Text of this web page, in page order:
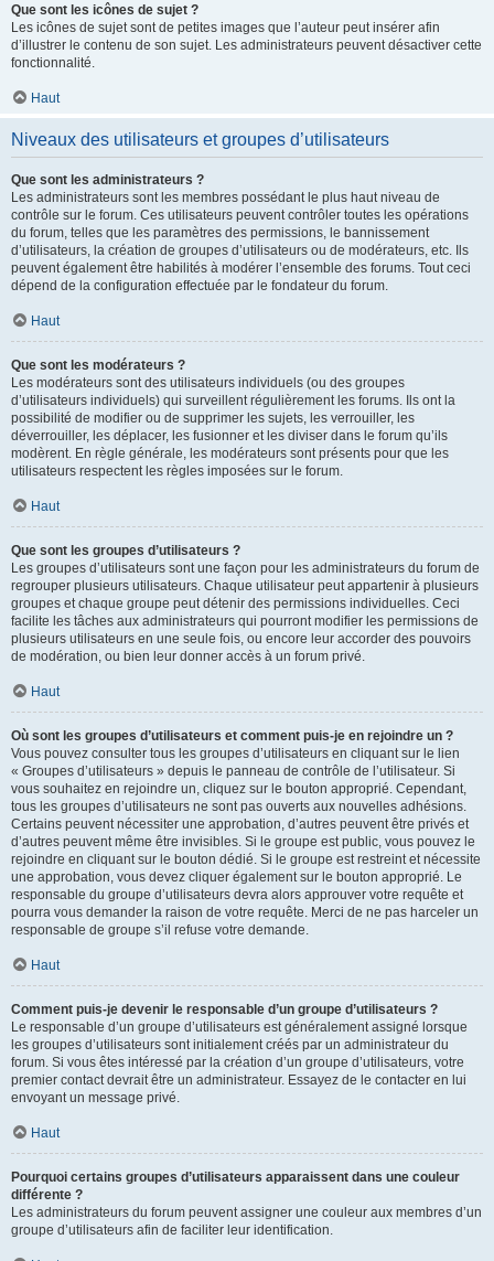
Que sont les icônes de sujet ?
Les icônes de sujet sont de petites images que l’auteur peut insérer afin
d’illustrer le contenu de son sujet. Les administrateurs peuvent désactiver cette
fonctionnalité.
Haut
Niveaux des utilisateurs et groupes d’utilisateurs
Que sont les administrateurs ?
Les administrateurs sont les membres possédant le plus haut niveau de
contrôle sur le forum. Ces utilisateurs peuvent contrôler toutes les opérations
du forum, telles que les paramètres des permissions, le bannissement
d’utilisateurs, la création de groupes d’utilisateurs ou de modérateurs, etc. Ils
peuvent également être habilités à modérer l’ensemble des forums. Tout ceci
dépend de la configuration effectuée par le fondateur du forum.
Haut
Que sont les modérateurs ?
Les modérateurs sont des utilisateurs individuels (ou des groupes
d’utilisateurs individuels) qui surveillent régulièrement les forums. Ils ont la
possibilité de modifier ou de supprimer les sujets, les verrouiller, les
déverrouiller, les déplacer, les fusionner et les diviser dans le forum qu’ils
modèrent. En règle générale, les modérateurs sont présents pour que les
utilisateurs respectent les règles imposées sur le forum.
Haut
Que sont les groupes d’utilisateurs ?
Les groupes d’utilisateurs sont une façon pour les administrateurs du forum de
regrouper plusieurs utilisateurs. Chaque utilisateur peut appartenir à plusieurs
groupes et chaque groupe peut détenir des permissions individuelles. Ceci
facilite les tâches aux administrateurs qui pourront modifier les permissions de
plusieurs utilisateurs en une seule fois, ou encore leur accorder des pouvoirs
de modération, ou bien leur donner accès à un forum privé.
Haut
Où sont les groupes d’utilisateurs et comment puis-je en rejoindre un ?
Vous pouvez consulter tous les groupes d’utilisateurs en cliquant sur le lien
« Groupes d’utilisateurs » depuis le panneau de contrôle de l’utilisateur. Si
vous souhaitez en rejoindre un, cliquez sur le bouton approprié. Cependant,
tous les groupes d’utilisateurs ne sont pas ouverts aux nouvelles adhésions.
Certains peuvent nécessiter une approbation, d’autres peuvent être privés et
d’autres peuvent même être invisibles. Si le groupe est public, vous pouvez le
rejoindre en cliquant sur le bouton dédié. Si le groupe est restreint et nécessite
une approbation, vous devez cliquer également sur le bouton approprié. Le
responsable du groupe d’utilisateurs devra alors approuver votre requête et
pourra vous demander la raison de votre requête. Merci de ne pas harceler un
responsable de groupe s’il refuse votre demande.
Haut
Comment puis-je devenir le responsable d’un groupe d’utilisateurs ?
Le responsable d’un groupe d’utilisateurs est généralement assigné lorsque
les groupes d’utilisateurs sont initialement créés par un administrateur du
forum. Si vous êtes intéressé par la création d’un groupe d’utilisateurs, votre
premier contact devrait être un administrateur. Essayez de le contacter en lui
envoyant un message privé.
Haut
Pourquoi certains groupes d’utilisateurs apparaissent dans une couleur
différente ?
Les administrateurs du forum peuvent assigner une couleur aux membres d’un
groupe d’utilisateurs afin de faciliter leur identification.